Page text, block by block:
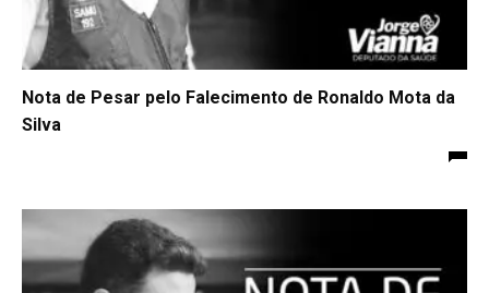
Nota de Pesar pelo Falecimento de Ronaldo Mota da
Silva